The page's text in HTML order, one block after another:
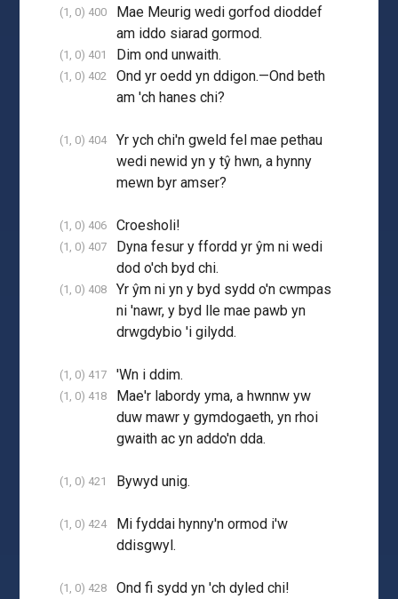
(1, 0) 400
Mae Meurig wedi gorfod dioddef
am iddo siarad gormod.
(1, 0) 401 Dim ond unwaith.
(1, 0) 402
Ond yr oedd yn ddigon.—Ond beth
am 'ch hanes chi?
(1, 0) 404
Yr ych chi'n gweld fel mae pethau
wedi newid yn y tŷ hwn, a hynny
mewn byr amser?
(1, 0) 406 Croesholi!
(1, 0) 407
Dyna fesur y ffordd yr ŷm ni wedi
dod o'ch byd chi.
(1, 0) 408
Yr ŷm ni yn y byd sydd o'n cwmpas
ni 'nawr, y byd lle mae pawb yn
drwgdybio 'i gilydd.
(1, 0) 417 'Wn i ddim.
(1, 0) 418
Mae'r labordy yma, a hwnnw yw
duw mawr y gymdogaeth, yn rhoi
gwaith ac yn addo'n dda.
(1, 0) 421 Bywyd unig.
(1, 0) 424
Mi fyddai hynny'n ormod i'w
ddisgwyl.
(1, 0) 428 Ond fi sydd yn 'ch dyled chi!